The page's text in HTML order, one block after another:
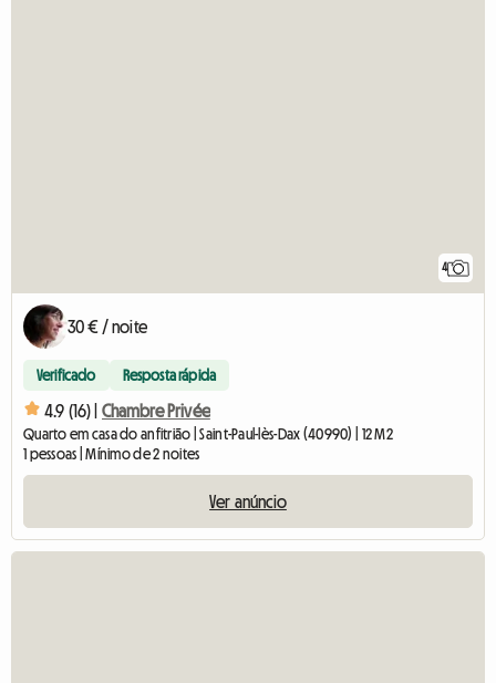
4
30 € / noite
Verificado Resposta rápida
4.9 (16) | Chambre Privée
Quarto em casa do anfitrião | Saint-Paul-lès-Dax (40990) | 12 M2
1 pessoas | Mínimo de 2 noites
Ver anúncio